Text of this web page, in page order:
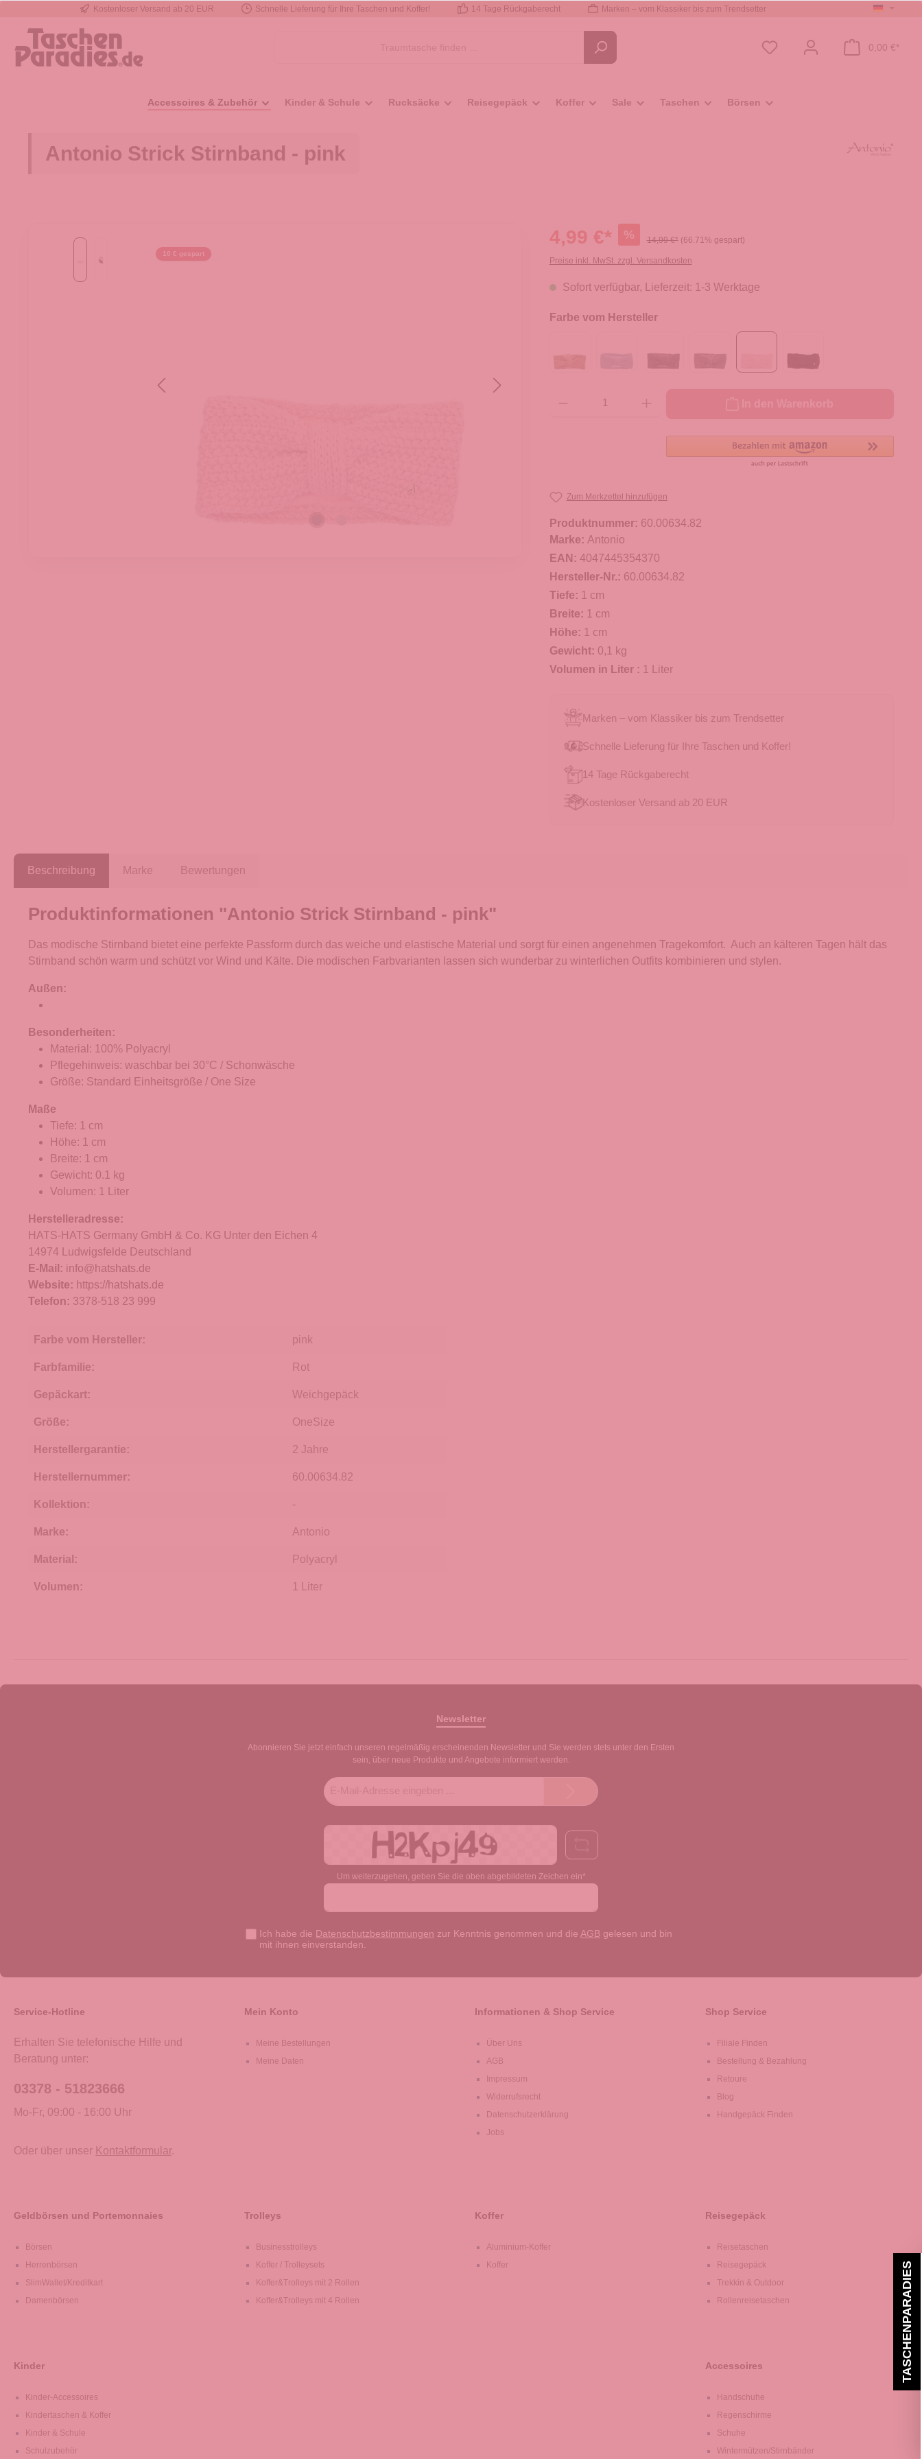
Zur Hauptnavigation springen
Kostenloser Versand ab 20 EUR Schnelle Lieferung für Ihre Taschen und Koffer! 14 Tage Rückgaberecht Marken – vom Klassiker bis zum Trendsetter
0,00 €*
Accessoires & Zubehör Kinder & Schule Rucksäcke Reisegepäck Koffer Sale Taschen Börsen
Antonio Strick Stirnband - pink
10 € gespart
4,99 €* % 14,99 €* (66.71% gespart)
Preise inkl. MwSt. zzgl. Versandkosten
Sofort verfügbar, Lieferzeit: 1-3 Werktage
Farbe vom Hersteller
Zum Merkzettel hinzufügen
Produktnummer: 60.00634.82
Marke: Antonio
EAN: 4047445354370
Hersteller-Nr.: 60.00634.82
Tiefe: 1 cm
Breite: 1 cm
Höhe: 1 cm
Gewicht: 0,1 kg
Volumen in Liter : 1 Liter
Marken – vom Klassiker bis zum Trendsetter
Schnelle Lieferung für Ihre Taschen und Koffer!
14 Tage Rückgaberecht
Kostenloser Versand ab 20 EUR
Beschreibung Marke Bewertungen
Produktinformationen "Antonio Strick Stirnband - pink"
Das modische Stirnband bietet eine perfekte Passform durch das weiche und elastische Material und sorgt für einen angenehmen Tragekomfort. Auch an kälteren Tagen hält das
Stirnband schön warm und schützt vor Wind und Kälte. Die modischen Farbvarianten lassen sich wunderbar zu winterlichen Outfits kombinieren und stylen.
Außen:
Besonderheiten:
Material: 100% Polyacryl
Pflegehinweis: waschbar bei 30°C / Schonwäsche
Größe: Standard Einheitsgröße / One Size
Maße
Tiefe: 1 cm
Höhe: 1 cm
Breite: 1 cm
Gewicht: 0.1 kg
Volumen: 1 Liter
Herstelleradresse:
HATS-HATS Germany GmbH & Co. KG Unter den Eichen 4
14974 Ludwigsfelde Deutschland
E-Mail: info@hatshats.de
Website: https://hatshats.de
Telefon: 3378-518 23 999
Farbe vom Hersteller: pink
Farbfamilie: Rot
Gepäckart: Weichgepäck
Größe: OneSize
Herstellergarantie: 2 Jahre
Herstellernummer: 60.00634.82
Kollektion: -
Marke: Antonio
Material: Polyacryl
Volumen: 1 Liter
Newsletter
Abonnieren Sie jetzt einfach unseren regelmäßig erscheinenden Newsletter und Sie werden stets unter den Ersten
sein, über neue Produkte und Angebote informiert werden.
Adresse*
Um weiterzugehen, geben Sie die oben abgebildeten Zeichen ein*
Ich habe die Datenschutzbestimmungen zur Kenntnis genommen und die AGB gelesen und bin
mit ihnen einverstanden.
Service-Hotline
Erhalten Sie telefonische Hilfe und
Beratung unter:
03378 - 51823666
Mo-Fr, 09:00 - 16:00 Uhr
Oder über unser Kontaktformular.
Mein Konto
Meine Bestellungen
Meine Daten
Informationen & Shop Service
Über Uns
AGB
Impressum
Widerrufsrecht
Datenschutzerklärung
Jobs
Shop Service
Filiale Finden
Bestellung & Bezahlung
Retoure
Blog
Handgepäck Finden
Geldbörsen und Portemonnaies
Börsen
Herrenbörsen
SlimWallet/Kreditkart
Damenbörsen
Trolleys
Businesstrolleys
Koffer / Trolleysets
Koffer&Trolleys mit 2 Rollen
Koffer&Trolleys mit 4 Rollen
Koffer
Aluminium-Koffer
Koffer
Reisegepäck
Reisetaschen
Reisegepäck
Trekkin & Outdoor
Rollenreisetaschen
Kinder
Kinder-Accessoires
Kindertaschen & Koffer
Kinder & Schule
Schulzubehör
Accessoires
Handschuhe
Regenschirme
Schuhe
Wintermützen/Stirnbänder
TASCHENPARADIES